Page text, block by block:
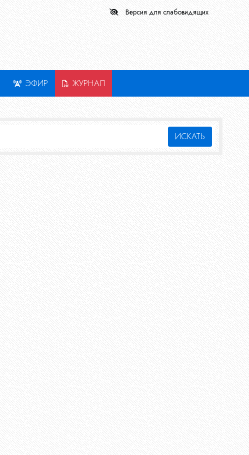
Версия для слабовидящих
ЭФИР ЖУРНАЛ